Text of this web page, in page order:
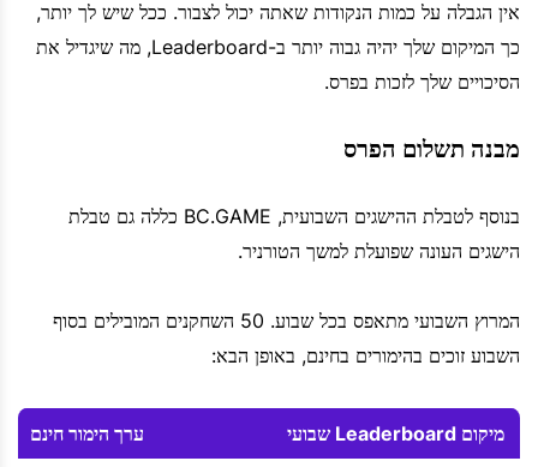
אין הגבלה על כמות הנקודות שאתה יכול לצבור. ככל שיש לך יותר,
כך המיקום שלך יהיה גבוה יותר ב-Leaderboard, מה שיגדיל את
הסיכויים שלך לזכות בפרס.
מבנה תשלום הפרס
בנוסף לטבלת ההישגים השבועית, BC.GAME כללה גם טבלת
הישגים העונה שפועלת למשך הטורניר.
המרוץ השבועי מתאפס בכל שבוע. 50 השחקנים המובילים בסוף
השבוע זוכים בהימורים בחינם, באופן הבא:
מיקום Leaderboard שבועי ערך הימור חינם